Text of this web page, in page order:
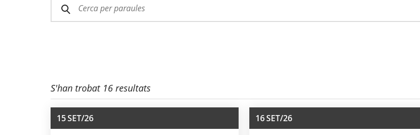
S'han trobat 16 resultats
15SET/26 16SET/26